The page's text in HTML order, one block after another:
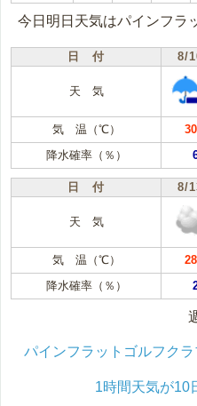
今日明日天気はパインフラ
日 付 8/
天 気
気 温（℃） 30
降水確率（％）
日 付 8/
天 気
気 温（℃） 28
降水確率（％）
パインフラットゴルフク
1時間天気が10